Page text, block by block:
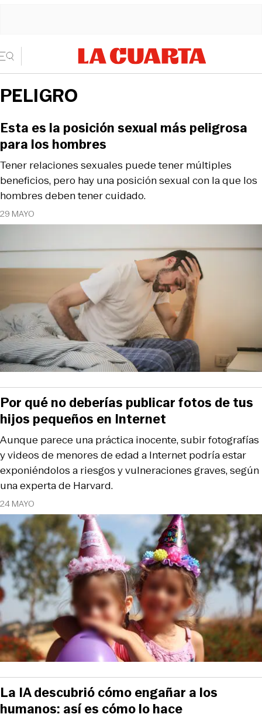
PELIGRO
29 MAYO
Tener relaciones sexuales puede tener múltiples
beneficios, pero hay una posición sexual con la que los
hombres deben tener cuidado.
Esta es la posición sexual más peligrosa
para los hombres
24 MAYO
Aunque parece una práctica inocente, subir fotografías
y videos de menores de edad a Internet podría estar
exponiéndolos a riesgos y vulneraciones graves, según
una experta de Harvard.
Por qué no deberías publicar fotos de tus
hijos pequeños en Internet
La IA descubrió cómo engañar a los
humanos: así es cómo lo hace